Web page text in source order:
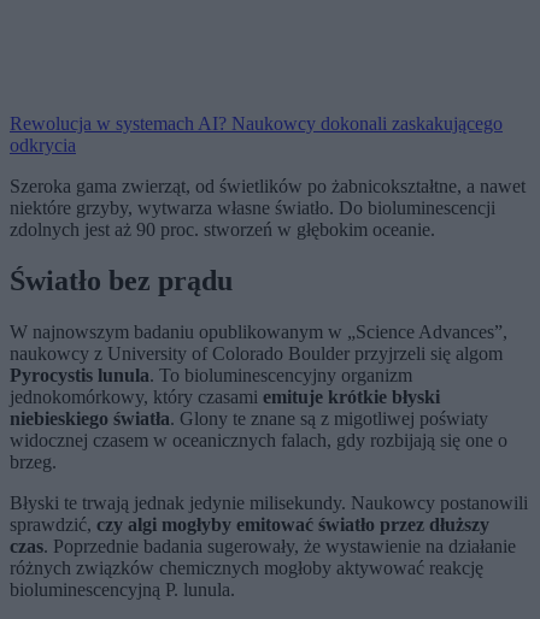
Rewolucja w systemach AI? Naukowcy dokonali zaskakującego
odkrycia
Szeroka gama zwierząt, od świetlików po żabnicokształtne, a nawet
niektóre grzyby, wytwarza własne światło. Do bioluminescencji
zdolnych jest aż 90 proc. stworzeń w głębokim oceanie.
Światło bez prądu
W najnowszym badaniu opublikowanym w „Science Advances”,
naukowcy z University of Colorado Boulder przyjrzeli się algom
Pyrocystis lunula. To bioluminescencyjny organizm
jednokomórkowy, który czasami emituje krótkie błyski
niebieskiego światła. Glony te znane są z migotliwej poświaty
widocznej czasem w oceanicznych falach, gdy rozbijają się one o
brzeg.
Błyski te trwają jednak jedynie milisekundy. Naukowcy postanowili
sprawdzić, czy algi mogłyby emitować światło przez dłuższy
czas. Poprzednie badania sugerowały, że wystawienie na działanie
różnych związków chemicznych mogłoby aktywować reakcję
bioluminescencyjną P. lunula.